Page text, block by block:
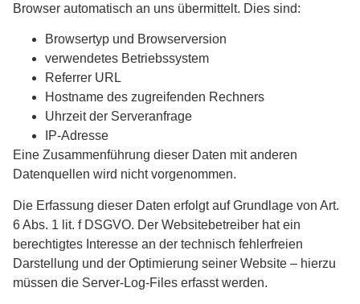
Browser automatisch an uns übermittelt. Dies sind:
Browsertyp und Browserversion
verwendetes Betriebssystem
Referrer URL
Hostname des zugreifenden Rechners
Uhrzeit der Serveranfrage
IP-Adresse
Eine Zusammenführung dieser Daten mit anderen
Datenquellen wird nicht vorgenommen.
Die Erfassung dieser Daten erfolgt auf Grundlage von Art.
6 Abs. 1 lit. f DSGVO. Der Websitebetreiber hat ein
berechtigtes Interesse an der technisch fehlerfreien
Darstellung und der Optimierung seiner Website – hierzu
müssen die Server-Log-Files erfasst werden.